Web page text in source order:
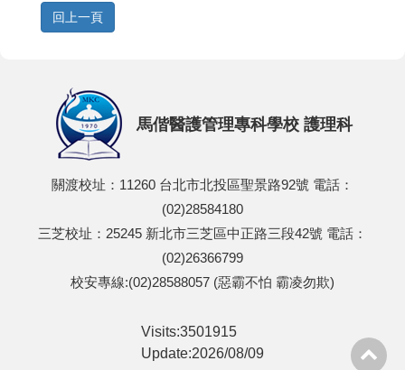
馬偕醫護管理專科學校 護理科
關渡校址：11260 台北市北投區聖景路92號 電話：
(02)28584180
三芝校址：25245 新北市三芝區中正路三段42號 電話：
(02)26366799
校安專線:(02)28588057 (惡霸不怕 霸凌勿欺)
Visits:3501915
Update:2026/08/09